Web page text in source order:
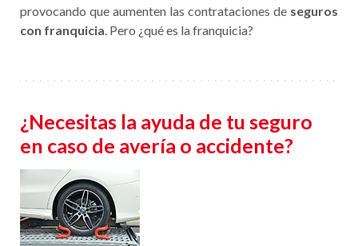
provocando que aumenten las contrataciones de seguros
con franquicia . Pero ¿qué es la franquicia?
¿Necesitas la ayuda de tu seguro
en caso de avería o accidente?